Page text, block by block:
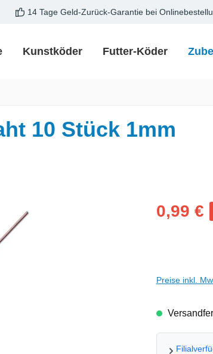
14 Tage Geld-Zurück-Garantie bei
Kunstköder Futter-Köder
10 Stück 1mm
0,99 €
Preise inkl.